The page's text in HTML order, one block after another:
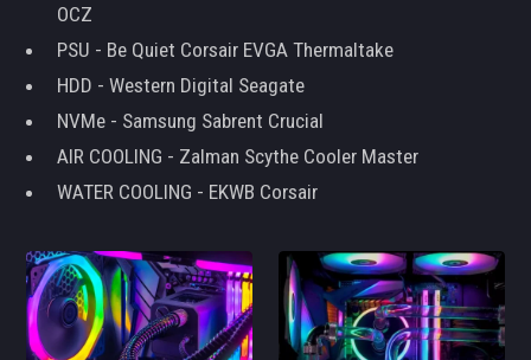
OCZ
PSU - Be Quiet Corsair EVGA Thermaltake
HDD - Western Digital Seagate
NVMe - Samsung Sabrent Crucial
AIR COOLING - Zalman Scythe Cooler Master
WATER COOLING - EKWB Corsair